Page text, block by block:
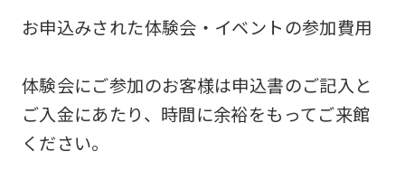
お申込みされた体験会・イベントの参加費用
体験会にご参加のお客様は申込書のご記入と
ご入金にあたり、時間に余裕をもってご来館
ください。
so
may
not